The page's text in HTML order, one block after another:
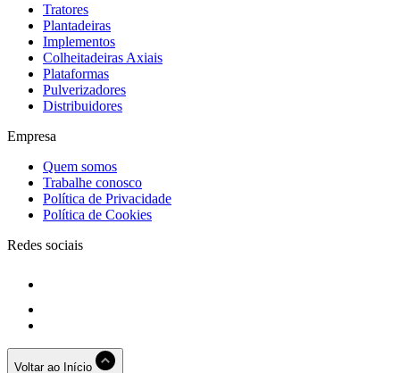
Tratores
Plantadeiras
Implementos
Colheitadeiras Axiais
Plataformas
Pulverizadores
Distribuidores
Empresa
Quem somos
Trabalhe conosco
Política de Privacidade
Política de Cookies
Redes sociais
Voltar ao Início